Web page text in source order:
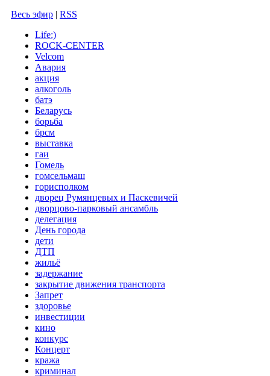
Весь эфир | RSS
Life:)
ROCK-CENTER
Velcom
Авария
акция
алкоголь
батэ
Беларусь
борьба
брсм
выставка
гаи
Гомель
гомсельмаш
горисполком
дворец Румянцевых и Паскевичей
дворцово-парковый ансамбль
делегация
День города
дети
ДТП
жильё
задержание
закрытие движения транспорта
Запрет
здоровье
инвестиции
кино
конкурс
Концерт
кража
криминал